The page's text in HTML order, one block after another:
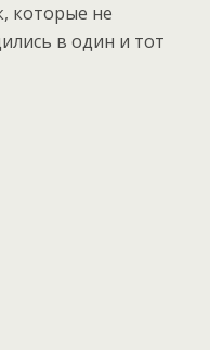
которые не
в один и тот